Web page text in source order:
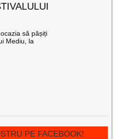
să pășiți
Mediu, la
PE FACEBOOK!